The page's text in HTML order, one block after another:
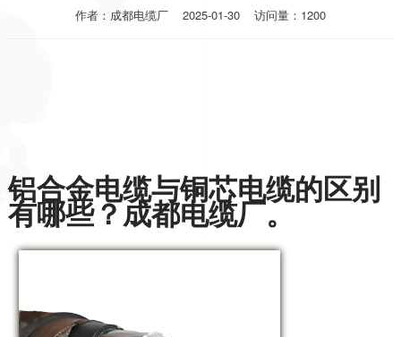
作者：成都电缆厂 2025-01-30 访问量：1200
铝合金电缆与铜芯电缆的区别
有哪些？成都电缆厂。